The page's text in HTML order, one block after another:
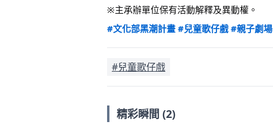
※主承辦單位保有活動解釋及異動權。
#文化部黑潮計畫 #兒童歌仔戲 #親子劇場
#兒童歌仔戲
精彩瞬間 (2)